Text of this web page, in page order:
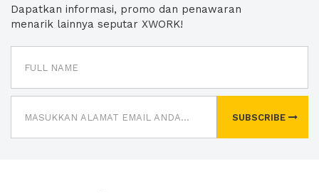
Dapatkan informasi, promo dan penawaran
menarik lainnya seputar XWORK!
SUBSCRIBE